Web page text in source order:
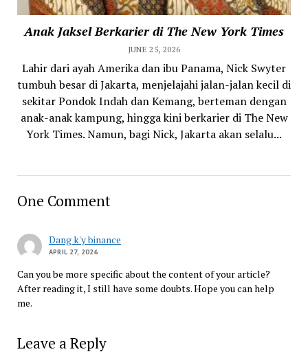
Anak Jaksel Berkarier di The New York Times
JUNE 25, 2026
Lahir dari ayah Amerika dan ibu Panama, Nick Swyter
tumbuh besar di Jakarta, menjelajahi jalan-jalan kecil di
sekitar Pondok Indah dan Kemang, berteman dengan
anak-anak kampung, hingga kini berkarier di The New
York Times. Namun, bagi Nick, Jakarta akan selalu...
One Comment
Dang k'y binance
APRIL 27, 2026
Can you be more specific about the content of your article?
After reading it, I still have some doubts. Hope you can help
me.
Leave a Reply